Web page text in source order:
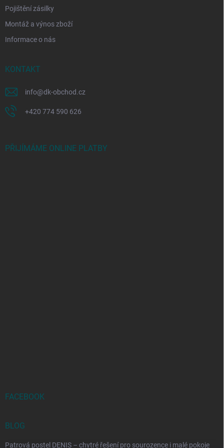
Pojištění zásilky
Montáž a výnos zboží
Informace o nás
KONTAKT
info@dk-obchod.cz
+420 774 590 626
PŘIJÍMÁME ONLINE PLATBY
FACEBOOK
BLOG
Patrová postel DENIS – chytré řešení pro sourozence i malé pokoje